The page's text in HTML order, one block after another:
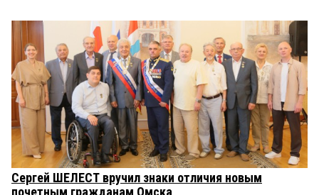
Сергей ШЕЛЕСТ вручил знаки отличия новым
почетным гражданам Омска